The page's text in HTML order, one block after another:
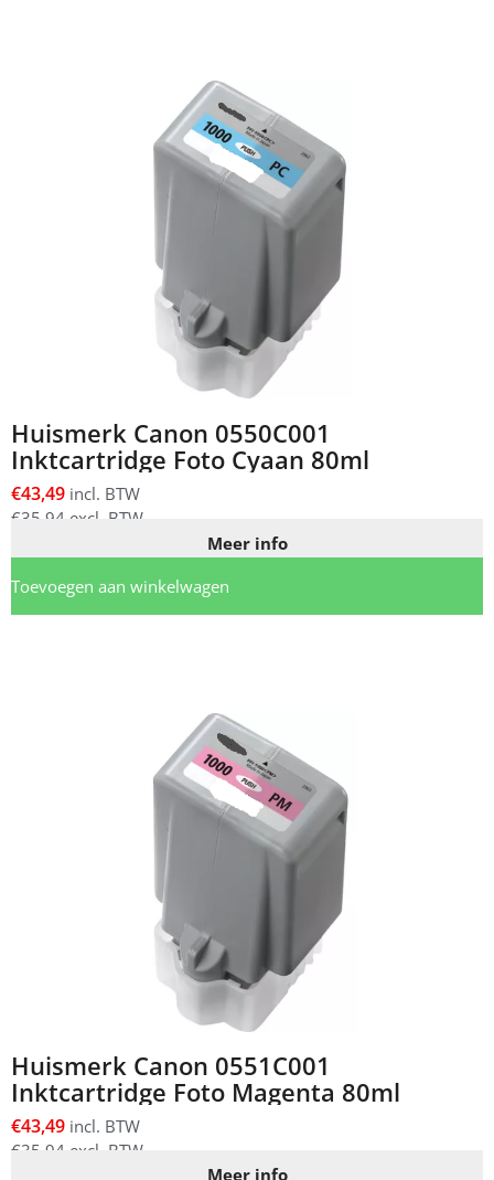
Huismerk Canon 0550C001
Inktcartridge Foto Cyaan 80ml
€43,49 incl. BTW
€35,94 excl. BTW
Meer info
Toevoegen aan winkelwagen
Huismerk Canon 0551C001
Inktcartridge Foto Magenta 80ml
€43,49 incl. BTW
€35,94 excl. BTW
Meer info